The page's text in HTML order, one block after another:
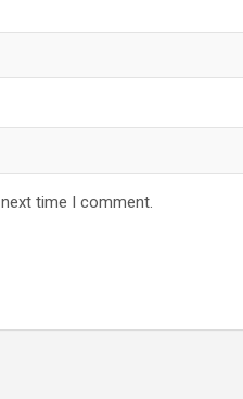
time I comment.